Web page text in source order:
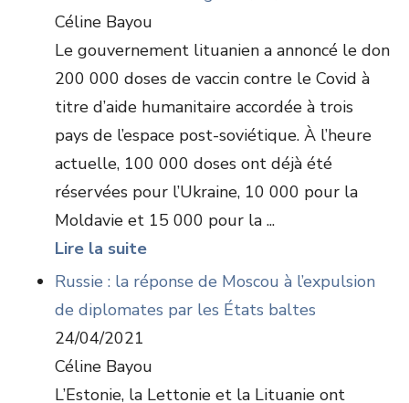
Céline Bayou
Le gouvernement lituanien a annoncé le don
200 000 doses de vaccin contre le Covid à
titre d’aide humanitaire accordée à trois
pays de l’espace post-soviétique. À l’heure
actuelle, 100 000 doses ont déjà été
réservées pour l’Ukraine, 10 000 pour la
Moldavie et 15 000 pour la ...
Lire la suite
Russie : la réponse de Moscou à l’expulsion
de diplomates par les États baltes
24/04/2021
Céline Bayou
L’Estonie, la Lettonie et la Lituanie ont